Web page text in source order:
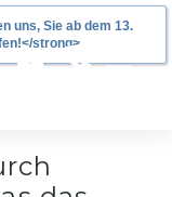
uns, Sie ab dem 13.
strong>